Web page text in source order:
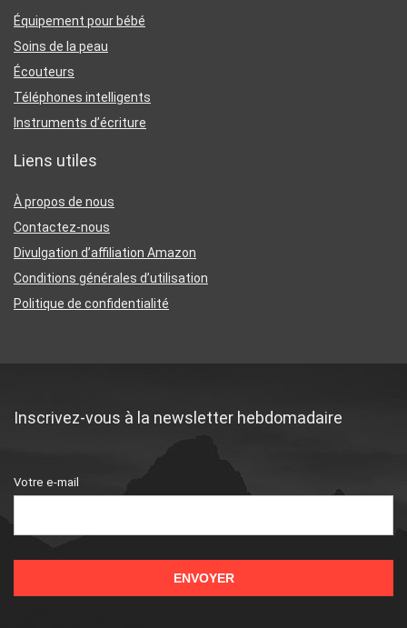
Équipement pour bébé
Soins de la peau
Écouteurs
Téléphones intelligents
Instruments d’écriture
Liens utiles
À propos de nous
Contactez-nous
Divulgation d’affiliation Amazon
Conditions générales d’utilisation
Politique de confidentialité
Inscrivez-vous à la newsletter hebdomadaire
Votre e-mail